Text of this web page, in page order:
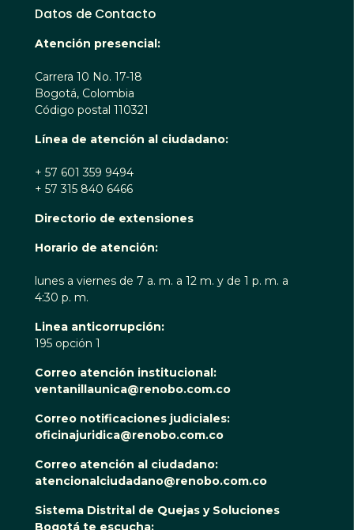
Datos de Contacto
Atención presencial:
Carrera 10 No. 17-18
Bogotá, Colombia
Código postal 110321
Línea de atención al ciudadano:
+ 57 601 359 9494
+ 57 315 840 6466
Directorio de extensiones
Horario de atención:
lunes a viernes de 7 a. m. a 12 m. y de 1 p. m. a
4:30 p. m.
Linea anticorrupción:
195 opción 1
Correo atención institucional:
ventanillaunica@renobo.com.co
Correo notificaciones judiciales:
oficinajuridica@renobo.com.co
Correo atención al ciudadano:
atencionalciudadano@renobo.com.co
Sistema Distrital de Quejas y Soluciones
Bogotá te escucha: